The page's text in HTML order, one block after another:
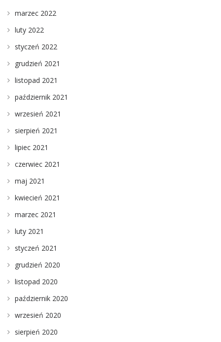
marzec 2022
luty 2022
styczeń 2022
grudzień 2021
listopad 2021
październik 2021
wrzesień 2021
sierpień 2021
lipiec 2021
czerwiec 2021
maj 2021
kwiecień 2021
marzec 2021
luty 2021
styczeń 2021
grudzień 2020
listopad 2020
październik 2020
wrzesień 2020
sierpień 2020